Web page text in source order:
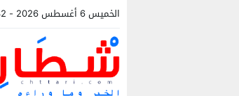
الخميس 6 أغسطس 2026 - 18:42 مساءً